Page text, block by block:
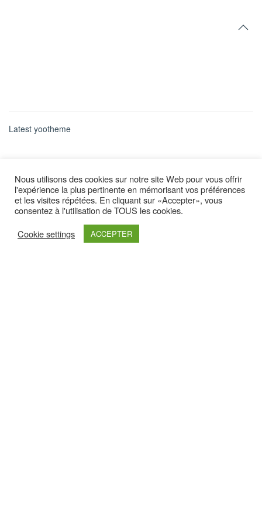
Latest yootheme
Nous utilisons des cookies sur notre site Web pour vous offrir
l'expérience la plus pertinente en mémorisant vos préférences
et les visites répétées. En cliquant sur «Accepter», vous
consentez à l'utilisation de TOUS les cookies.
Cookie settings
ACCEPTER